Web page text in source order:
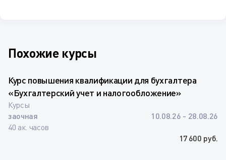
Похожие курсы
Курс повышения квалификации для бухгалтера
«Бухгалтерский учет и налогообложение»
Курсы
заочная
40 ак. часов
10.08.26 - 28.08.26
17 600 руб.